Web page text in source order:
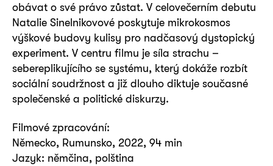
obávat o své právo zůstat. V celovečerním debutu
Natalie Sinelnikovové poskytuje mikrokosmos
výškové budovy kulisy pro nadčasový dystopický
experiment. V centru filmu je síla strachu –
sebereplikujícího se systému, který dokáže rozbít
sociální soudržnost a již dlouho diktuje současné
společenské a politické diskurzy.
Filmové zpracování:
Německo, Rumunsko, 2022, 94 min
Jazyk: němčina, polština